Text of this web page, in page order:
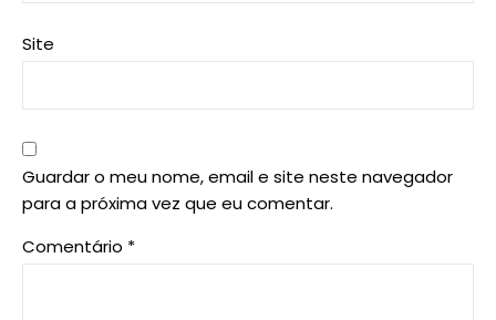
Site
Guardar o meu nome, email e site neste navegador
para a próxima vez que eu comentar.
Comentário *